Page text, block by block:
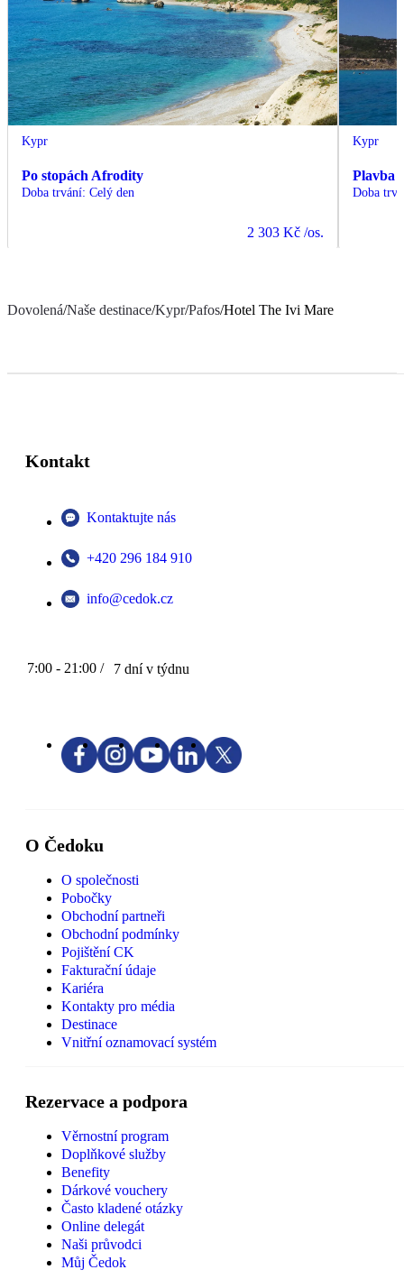
Kypr
Po stopách Afrodity
Doba trvání: Celý den
2 303 Kč /os.
Kypr
Plavba
Doba
Dovolená/Naše destinace/Kypr/Pafos/Hotel The Ivi Mare
Kontakt
Kontaktujte nás
+420 296 184 910
info@cedok.cz
7:00 - 21:00 / 7 dní v týdnu
O Čedoku
O společnosti
Pobočky
Obchodní partneři
Obchodní podmínky
Pojištění CK
Fakturační údaje
Kariéra
Kontakty pro média
Destinace
Vnitřní oznamovací systém
Rezervace a podpora
Věrnostní program
Doplňkové služby
Benefity
Dárkové vouchery
Často kladené otázky
Online delegát
Naši průvodci
Můj Čedok